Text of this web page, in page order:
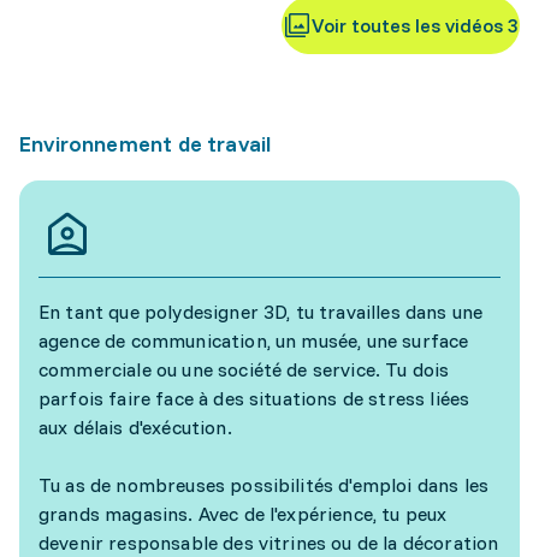
Voir toutes les vidéos 3
Environnement de travail
En tant que polydesigner 3D, tu travailles dans une
agence de communication, un musée, une surface
commerciale ou une société de service. Tu dois
parfois faire face à des situations de stress liées
aux délais d'exécution.
Tu as de nombreuses possibilités d'emploi dans les
grands magasins. Avec de l'expérience, tu peux
devenir responsable des vitrines ou de la décoration